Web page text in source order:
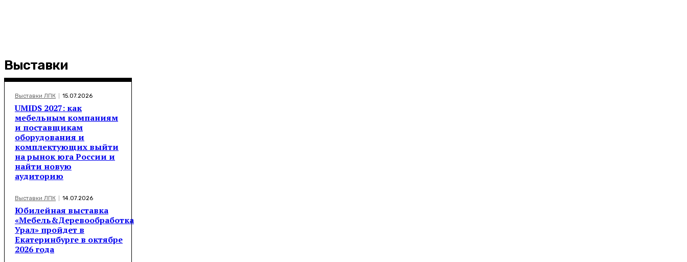
Выставки
Выставки ЛПК 15.07.2026
UMIDS 2027: как
мебельным компаниям
и поставщикам
оборудования и
комплектующих выйти
на рынок юга России и
найти новую
аудиторию
Выставки ЛПК 14.07.2026
Юбилейная выставка
«Мебель&Деревообработка
Урал» пройдет в
Екатеринбурге в октябре
2026 года